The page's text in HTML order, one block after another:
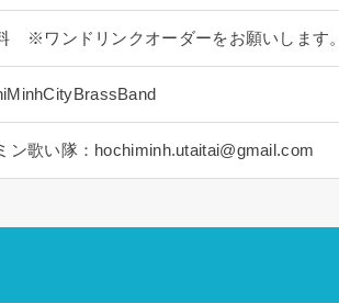
※ワンドリンクオーダーをお願いします。
ン歌い隊：hochiminh.utaitai@gmail.com